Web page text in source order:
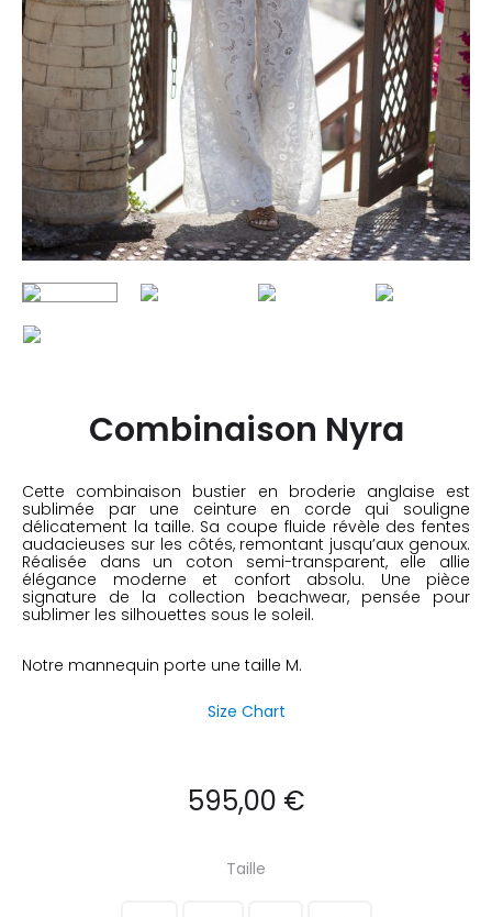
Combinaison Nyra
Cette combinaison bustier en broderie anglaise est
sublimée par une ceinture en corde qui souligne
délicatement la taille. Sa coupe fluide révèle des fentes
audacieuses sur les côtés, remontant jusqu’aux genoux.
Réalisée dans un coton semi-transparent, elle allie
élégance moderne et confort absolu. Une pièce
signature de la collection beachwear, pensée pour
sublimer les silhouettes sous le soleil.
Notre mannequin porte une taille M.
Size Chart
595,00 €
Taille